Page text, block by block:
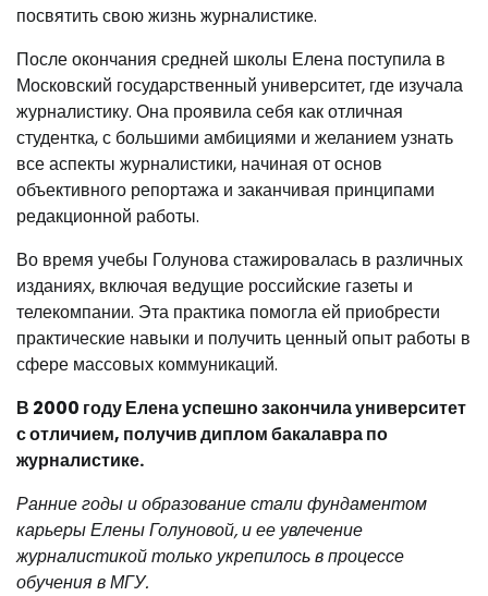
посвятить свою жизнь журналистике.
После окончания средней школы Елена поступила в
Московский государственный университет, где изучала
журналистику. Она проявила себя как отличная
студентка, с большими амбициями и желанием узнать
все аспекты журналистики, начиная от основ
объективного репортажа и заканчивая принципами
редакционной работы.
Во время учебы Голунова стажировалась в различных
изданиях, включая ведущие российские газеты и
телекомпании. Эта практика помогла ей приобрести
практические навыки и получить ценный опыт работы в
сфере массовых коммуникаций.
В 2000 году Елена успешно закончила университет
с отличием, получив диплом бакалавра по
журналистике.
Ранние годы и образование стали фундаментом
карьеры Елены Голуновой, и ее увлечение
журналистикой только укрепилось в процессе
обучения в МГУ.